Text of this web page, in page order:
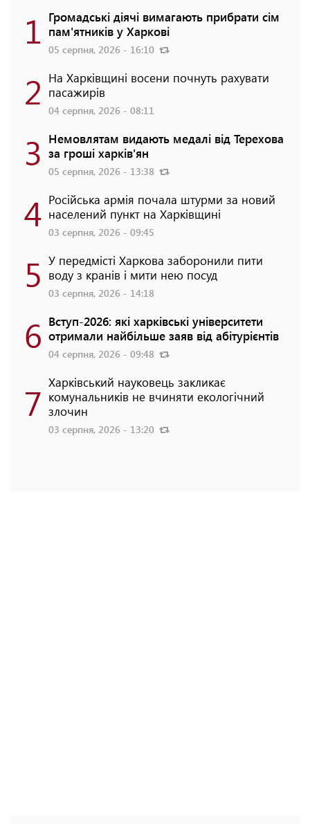
1 Громадські діячі вимагають прибрати сім
пам'ятників у Харкові
05 серпня, 2026 - 16:10
2 На Харківщині восени почнуть рахувати
пасажирів
04 серпня, 2026 - 08:11
3 Немовлятам видають медалі від Терехова
за гроші харків'ян
05 серпня, 2026 - 13:38
4 Російська армія почала штурми за новий
населений пункт на Харківщині
03 серпня, 2026 - 09:45
5 У передмісті Харкова заборонили пити
воду з кранів і мити нею посуд
03 серпня, 2026 - 14:18
6 Вступ-2026: які харківські університети
отримали найбільше заяв від абітурієнтів
04 серпня, 2026 - 09:48
7 Харківський науковець закликає
комунальників не вчиняти екологічний
злочин
03 серпня, 2026 - 13:20